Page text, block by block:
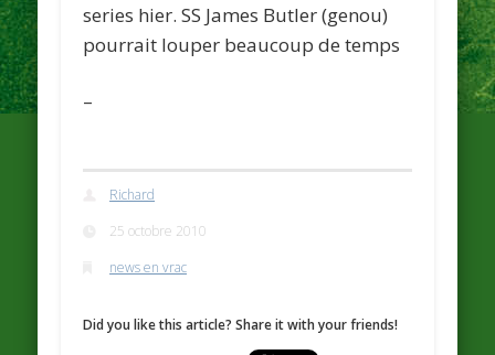
series hier. SS James Butler (genou)
pourrait louper beaucoup de temps
–
Richard
25 octobre 2010
news en vrac
Did you like this article? Share it with your friends!